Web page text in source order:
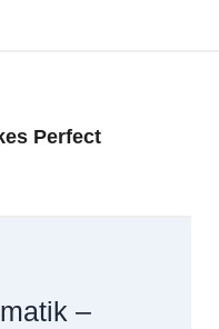
Perfect
–